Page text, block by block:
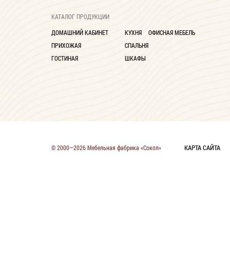
Глубина до 30 см
КАТАЛОГ ПРОДУКЦИИ
ДОМАШНИЙ КАБИНЕТ
ПРИХОЖАЯ
ГОСТИНАЯ
КУХНЯ
СПАЛЬНЯ
ШКАФЫ
ОФИСНАЯ МЕБЕЛЬ
© 2000—2026 Мебельная фабрика «Сокол» КАРТА САЙТА